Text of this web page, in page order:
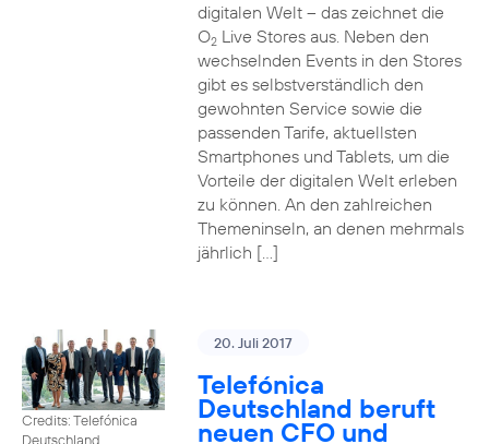
digitalen Welt – das zeichnet die
O2Live Stores aus. Neben den
wechselnden Events in den Stores
gibt es selbstverständlich den
gewohnten Service sowie die
passenden Tarife, aktuellsten
Smartphones und Tablets, um die
Vorteile der digitalen Welt erleben
zu können. An den zahlreichen
Themeninseln, an denen mehrmals
jährlich […]
Credits: Telefónica
Deutschland
20. Juli 2017
Telefónica
Deutschland beruft
neuen CFO und